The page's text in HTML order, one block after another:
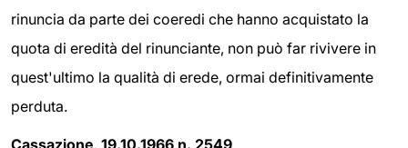
rinuncia da parte dei coeredi che hanno acquistato la
quota di eredità del rinunciante, non può far rivivere in
quest'ultimo la qualità di erede, ormai definitivamente
perduta.
Cassazione, 19.10.1966 n. 2549